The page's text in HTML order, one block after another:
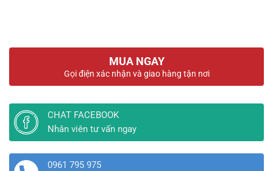
MUA NGAY
Gọi điện xác nhận và giao hàng tận nơi
CHAT FACEBOOK
Nhân viên tư vấn ngay
0961 795 975